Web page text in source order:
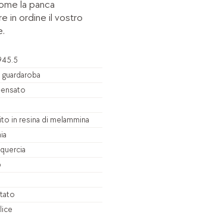
la panca
in ordine il vostro
guardaroba
in resina di melammina